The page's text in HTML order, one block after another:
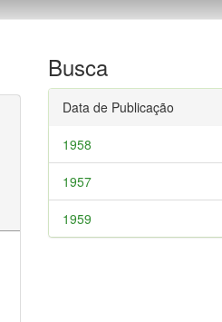
Busca
Data de Publicação
1958
1957
1959